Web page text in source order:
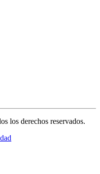
los derechos reservados.